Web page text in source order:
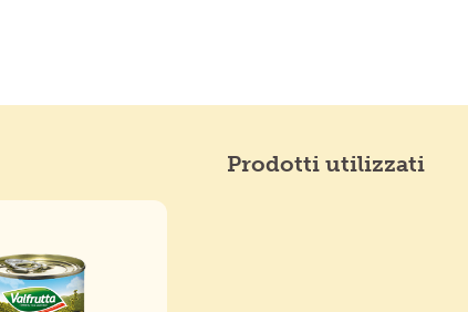
Prodotti utilizzati